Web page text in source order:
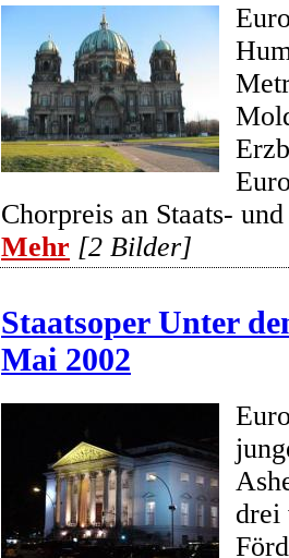
Chorpreis an Staats-
Mehr [2 Bilder]
Staatsoper Unter
Mai 2002
drei